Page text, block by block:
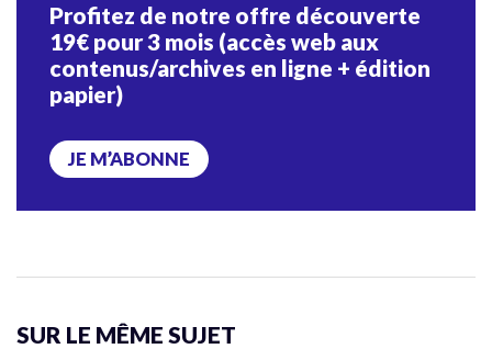
Profitez de notre offre découverte
19€ pour 3 mois (accès web aux
contenus/archives en ligne + édition
papier)
JE M’ABONNE
SUR LE MÊME SUJET